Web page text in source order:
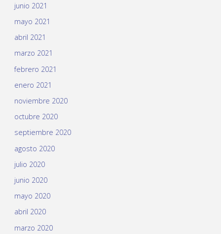
junio 2021
mayo 2021
abril 2021
marzo 2021
febrero 2021
enero 2021
noviembre 2020
octubre 2020
septiembre 2020
agosto 2020
julio 2020
junio 2020
mayo 2020
abril 2020
marzo 2020